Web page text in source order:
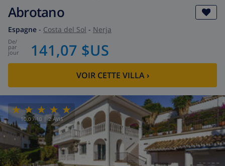
Abrotano
Espagne - Costa del Sol - Nerja
de/
par
jour 141,07 $US
VOIR CETTE VILLA›
10.0/ 10 |2 AVIS